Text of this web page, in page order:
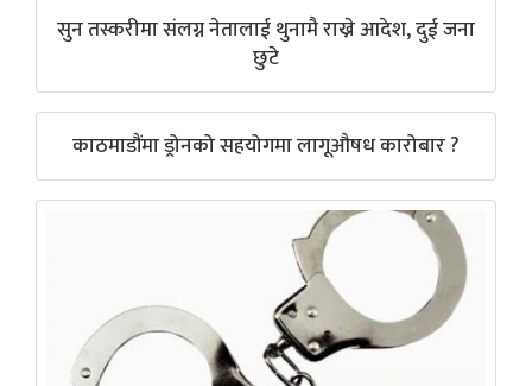
सुन तस्करीमा संलग्न नेतालाई थुनामै राख्ने आदेश, दुई जना
छुटे
काठमाडौंमा ड्रोनको सहयोगमा लागूऔषध कारोबार ?